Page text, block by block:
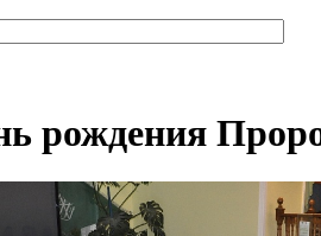
рождения